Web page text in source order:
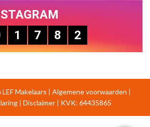
1 7 8 2
LEF Makelaars | Algemene voorwaarden |
| Disclaimer| KVK: 64435865